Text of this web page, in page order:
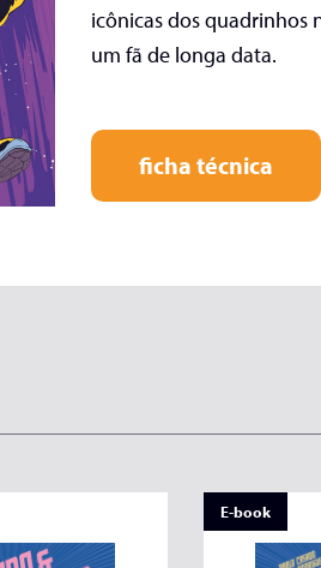
icônicas dos quadrinhos
um fã de longa data.
ficha técnica
E-book